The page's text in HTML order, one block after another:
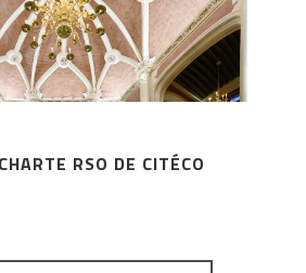
RSO DE CITÉCO